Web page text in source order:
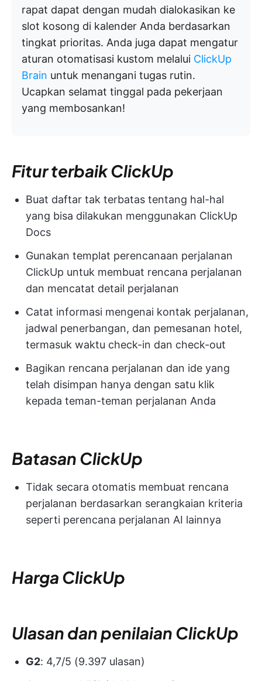
rapat dapat dengan mudah dialokasikan ke
slot kosong di kalender Anda berdasarkan
tingkat prioritas. Anda juga dapat mengatur
aturan otomatisasi kustom melalui ClickUp
Brain untuk menangani tugas rutin.
Ucapkan selamat tinggal pada pekerjaan
yang membosankan!
Fitur terbaik ClickUp
Buat daftar tak terbatas tentang hal-hal
yang bisa dilakukan menggunakan ClickUp
Docs
Gunakan templat perencanaan perjalanan
ClickUp untuk membuat rencana perjalanan
dan mencatat detail perjalanan
Catat informasi mengenai kontak perjalanan,
jadwal penerbangan, dan pemesanan hotel,
termasuk waktu check-in dan check-out
Bagikan rencana perjalanan dan ide yang
telah disimpan hanya dengan satu klik
kepada teman-teman perjalanan Anda
Batasan ClickUp
Tidak secara otomatis membuat rencana
perjalanan berdasarkan serangkaian kriteria
seperti perencana perjalanan AI lainnya
Harga ClickUp
Ulasan dan penilaian ClickUp
G2: 4,7/5 (9.397 ulasan)